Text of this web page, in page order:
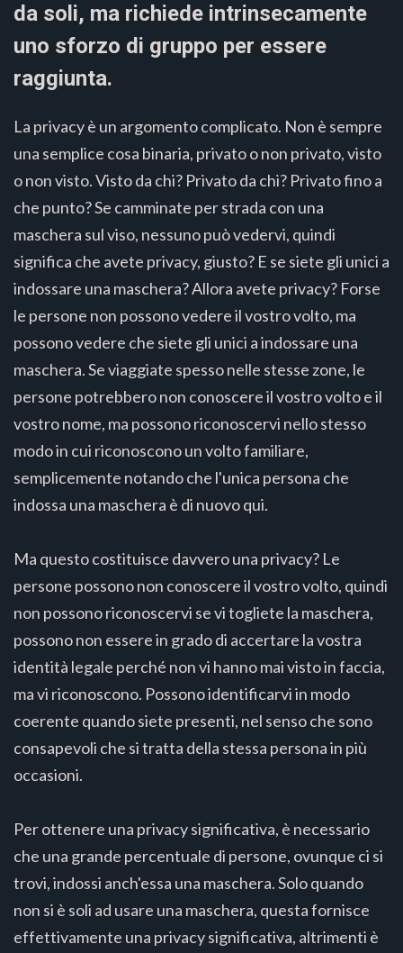
da soli, ma richiede intrinsecamente
uno sforzo di gruppo per essere
raggiunta.
La privacy è un argomento complicato. Non è sempre
una semplice cosa binaria, privato o non privato, visto
o non visto. Visto da chi? Privato da chi? Privato fino a
che punto? Se camminate per strada con una
maschera sul viso, nessuno può vedervi, quindi
significa che avete privacy, giusto? E se siete gli unici a
indossare una maschera? Allora avete privacy? Forse
le persone non possono vedere il vostro volto, ma
possono vedere che siete gli unici a indossare una
maschera. Se viaggiate spesso nelle stesse zone, le
persone potrebbero non conoscere il vostro volto e il
vostro nome, ma possono riconoscervi nello stesso
modo in cui riconoscono un volto familiare,
semplicemente notando che l'unica persona che
indossa una maschera è di nuovo qui.
Ma questo costituisce davvero una privacy? Le
persone possono non conoscere il vostro volto, quindi
non possono riconoscervi se vi togliete la maschera,
possono non essere in grado di accertare la vostra
identità legale perché non vi hanno mai visto in faccia,
ma vi riconoscono. Possono identificarvi in modo
coerente quando siete presenti, nel senso che sono
consapevoli che si tratta della stessa persona in più
occasioni.
Per ottenere una privacy significativa, è necessario
che una grande percentuale di persone, ovunque ci si
trovi, indossi anch'essa una maschera. Solo quando
non si è soli ad usare una maschera, questa fornisce
effettivamente una privacy significativa, altrimenti è